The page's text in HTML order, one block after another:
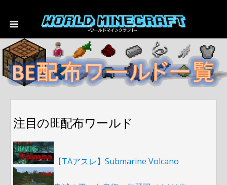
注目のBE配布ワールド
【TAアスレ】Submarine Volcano